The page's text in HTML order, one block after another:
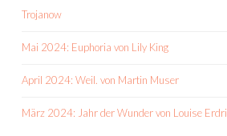
Trojanow
Mai 2024: Euphoria von Lily King
April 2024: Weil. von Martin Muser
März 2024: Jahr der Wunder von Louise